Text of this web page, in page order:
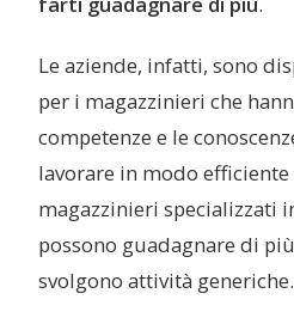
Le aziende, infatti, sono
per i magazzinieri che
competenze e le
lavorare in modo
magazzinieri specializzati
possono guadagnare di
svolgono attività generiche.